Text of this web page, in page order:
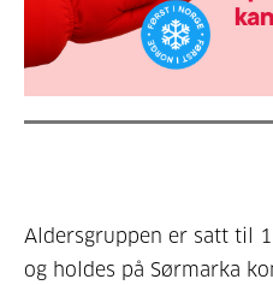
Aldersgruppen er satt til
og holdes på Sørmarka